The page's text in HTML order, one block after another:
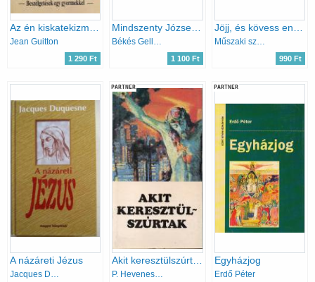
Az én kiskatekizmusom
Jean Guitton
1 290 Ft
Mindszenty József a népbíróság előtt
Békés Gellért-Dr. Varga László
1 100 Ft
Jöjj, és kövess engem!
Műszaki szerk.: Tiszai Tibor-Karay Tivadar
990 Ft
A názáreti Jézus
Jacques Duquesne
PARTNER
P. Hevenesi János
PARTNER
Egyházjog
Erdő Péter